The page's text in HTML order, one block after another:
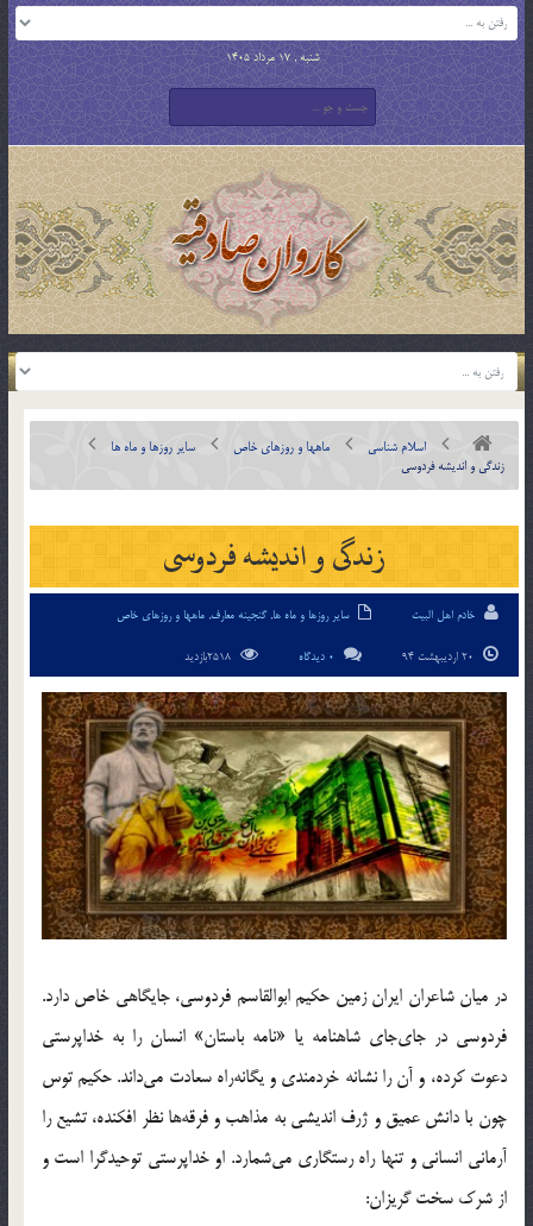
شنبه , 17 مرداد 1405
اسلام شناسی ماهها و روزهای خاص
سایر روزها و ماه ها
زندگی و اندیشه فردوسی
زندگی و اندیشه فردوسی
خادم اهل البیت سایر روزها و ماه ها, گنجینه معارف, ماهها و روزهای خاص
0 دیدگاه
در ميان شاعران ايران زمين حكيم ابوالقاسم فردوسي، جايگاهي خاص دارد.
فردوسي در جاي‌جاي شاهنامه يا «نامه باستان» انسان را به خداپرستي
دعوت كرده، و آن را نشانه خردمندي و يگانه‌راه سعادت مي‌داند. حكيم توس
چون با دانش عميق و ژرف انديشي به مذاهب و فرقه‌ها نظر افكنده، تشيع را
آرماني انساني و تنها راه رستگاري مي‌شمارد. او خداپرستي توحيدگرا است و
از شرك سخت گريزان: